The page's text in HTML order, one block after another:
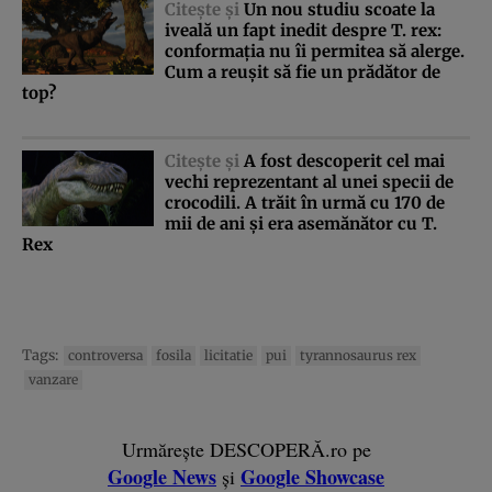
Citeşte şi Un nou studiu scoate la
iveală un fapt inedit despre T. rex:
conformaţia nu îi permitea să alerge.
Cum a reuşit să fie un prădător de
top?
Citeşte şi A fost descoperit cel mai
vechi reprezentant al unei specii de
crocodili. A trăit în urmă cu 170 de
mii de ani şi era asemănător cu T.
Rex
Tags: controversa fosila licitatie pui
tyrannosaurus rex
vanzare
Urmărește DESCOPERĂ.ro pe
Google News și Google Showcase